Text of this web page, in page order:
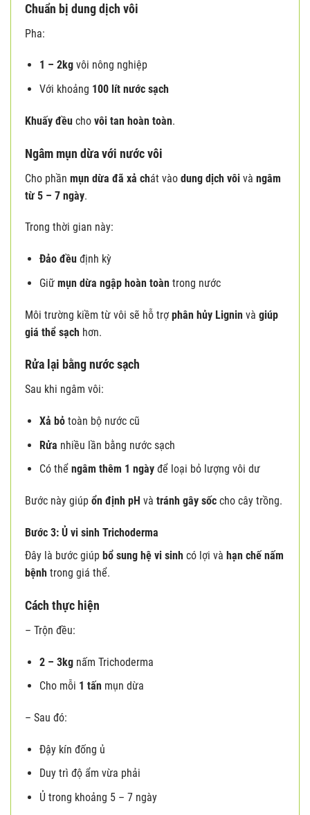
Chuẩn bị dung dịch vôi
Pha:
1 – 2kgvôi nông nghiệp
Với khoảng 100 lít nước sạch
Khuấy đều cho vôi tan hoàn toàn.
Ngâm mụn dừa với nước vôi
Cho phần mụn dừa đã xả chát vào dung dịch vôi và ngâm
từ 5 – 7 ngày.
Trong thời gian này:
Đảo đềuđịnh kỳ
Giữ mụn dừa ngập hoàn toàn trong nước
Môi trường kiềm từ vôi sẽ hỗ trợphân hủy Lignin và giúp
giá thể sạch hơn.
Rửa lại bằng nước sạch
Sau khi ngâm vôi:
Xả bỏtoàn bộ nước cũ
Rửa nhiều lần bằng nước sạch
Có thể ngâm thêm 1 ngàyđể loại bỏ lượng vôi dư
Bước này giúp ổn định pH và tránh gây sốc cho cây trồng.
Bước 3: Ủ vi sinh Trichoderma
Đây là bước giúp bổ sung hệ vi sinh có lợi và hạn chế nấm
bệnh trong giá thể.
Cách thực hiện
– Trộn đều:
2 – 3kgnấm Trichoderma
Cho mỗi 1 tấn mụn dừa
– Sau đó:
Đậy kín đống ủ
Duy trì độ ẩm vừa phải
Ủ trong khoảng 5 – 7 ngày